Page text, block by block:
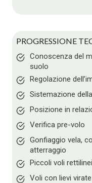
PROGRESSIONE
Conoscenza del
suolo
Regolazione
Sistemazione
Posizione in
Verifica pre-volo
Gonfiaggio vela,
atterraggio
Piccoli voli
Voli con lievi